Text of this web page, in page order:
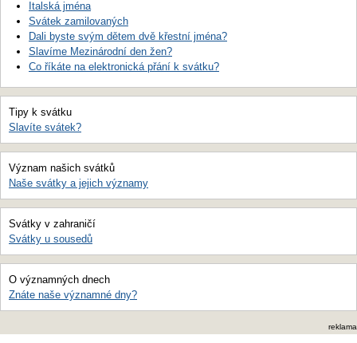
Italská jména
Svátek zamilovaných
Dali byste svým dětem dvě křestní jména?
Slavíme Mezinárodní den žen?
Co říkáte na elektronická přání k svátku?
Tipy k svátku
Slavíte svátek?
Význam našich svátků
Naše svátky a jejich významy
Svátky v zahraničí
Svátky u sousedů
O významných dnech
Znáte naše významné dny?
reklama